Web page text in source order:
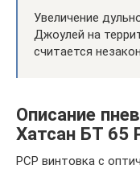
Увеличение
Джоулей на
считается
Описание
Хатсан БТ 65
PCP винтовка с